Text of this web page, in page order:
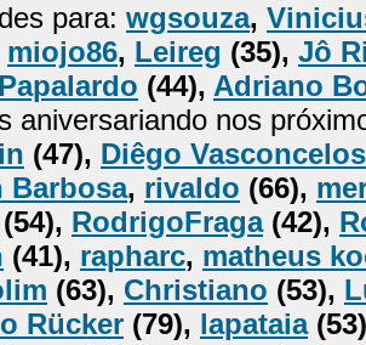
para: wgsouza,
miojo86, Leireg (35), Jô
(44), Adriano
aniversariando nos
(47), Diêgo Vasconcelos
Barbosa, rivaldo (66),
RodrigoFraga(42),
(41), rapharc, matheus
(63), Christiano (53),
Rücker (79), lapataia